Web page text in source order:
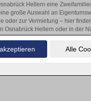
Alle
Hellern eine
große Auswahl an
oder zur Vermietung – hier
Osnabrück Hellern oder in der
derzeit keine passenden Objekte